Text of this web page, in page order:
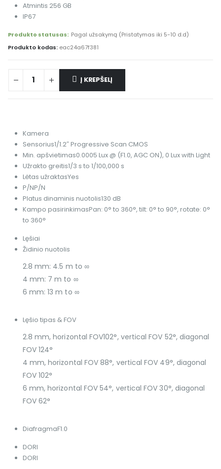
Atmintis 256 GB
IP67
Produkto statusas: Pagal užsakymą (Pristatymas iki 5-10 d.d)
Produkto kodas: eac24a67f381
Į KREPŠELĮ
Kamera
Sensorius1/1.2″ Progressive Scan CMOS
Min. apšvietimas0.0005 Lux @ (F1.0, AGC ON), 0 Lux with Light
Užrakto greitis1/3 s to 1/100,000 s
Lėtas užraktasYes
P/NP/N
Platus dinaminis nuotolis130 dB
Kampo pasirinkimasPan: 0° to 360°, tilt: 0° to 90°, rotate: 0°
to 360°
Lęšiai
Židinio nuotolis
2.8 mm: 4.5 m to ∞
4 mm: 7 m to ∞
6 mm: 13 m to ∞
Lęšio tipas & FOV
2.8 mm, horizontal FOV102°, vertical FOV 52°, diagonal
FOV 124°
4 mm, horizontal FOV 88°, vertical FOV 49°, diagonal
FOV 102°
6 mm, horizontal FOV 54°, vertical FOV 30°, diagonal
FOV 62°
DiafragmaF1.0
DORI
DORI